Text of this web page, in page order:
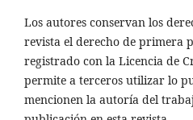
Los autores conservan los
revista el derecho de primera
registrado con la Licencia de
permite a terceros utilizar lo
mencionen la autoría del